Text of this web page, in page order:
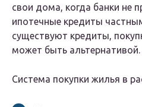
свои дома, когда банки не
ипотечные кредиты
существуют кредиты,
может быть альтернативой.
Система покупки жилья в